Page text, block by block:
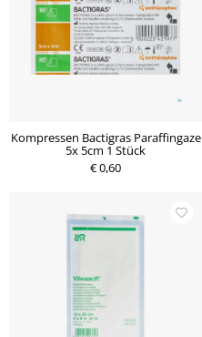
Kompressen Bactigras Paraffingaze
5x 5cm 1 Stück
€ 0,60